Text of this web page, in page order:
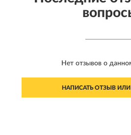
Нет отзывов о
НАПИСАТЬ ОТЗЫВ